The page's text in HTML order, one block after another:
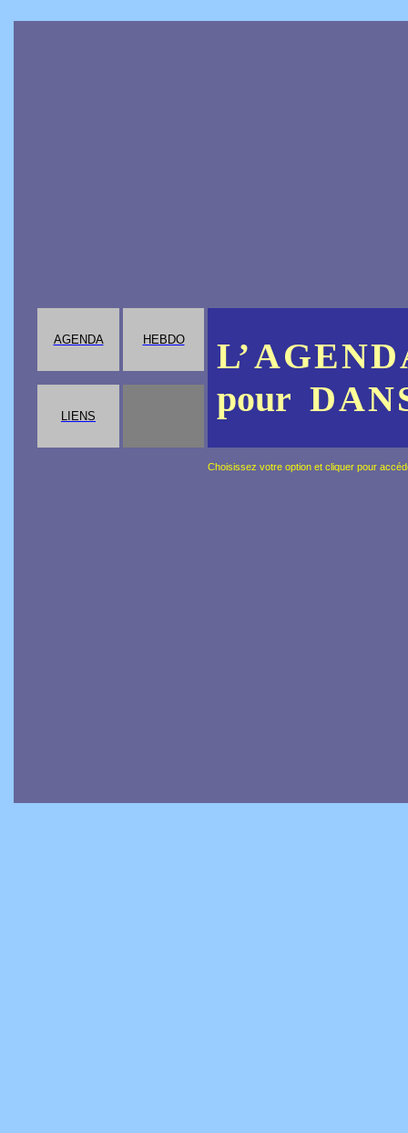
AGENDA HEBDO L’ AGEND
pour DAN
LIENS
Choisissez votre option et cliquer pour